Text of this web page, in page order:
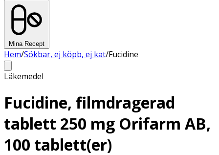
Mina Recept
Hem/Sökbar, ej köpb, ej kat/Fucidine
Läkemedel
Fucidine, filmdragerad
tablett 250 mg Orifarm AB,
100 tablett(er)